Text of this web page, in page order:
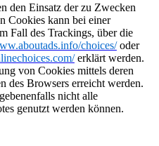
den Einsatz der zu Zwecken
Cookies kann bei einer
Fall des Trackings, über die
choices/oder
erklärt werden.
von Cookies mittels deren
des Browsers erreicht werden.
nicht alle
genutzt werden können.